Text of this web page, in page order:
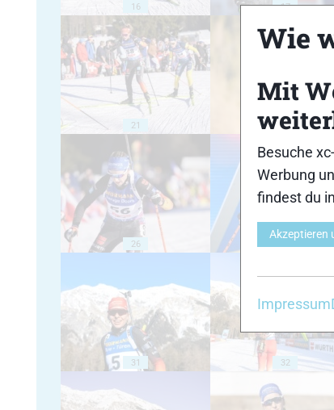
16 17
21 22
26
31 32
Wie
Mit
Besuche
Werbung
findest du
Akzeptieren
Impressum